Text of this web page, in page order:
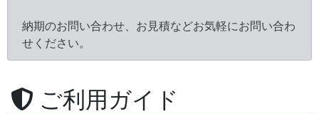
納期のお問い合わせ、お見積などお気軽にお問い合わ
せください。
ご利用ガイド